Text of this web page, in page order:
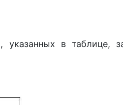
в таблице,